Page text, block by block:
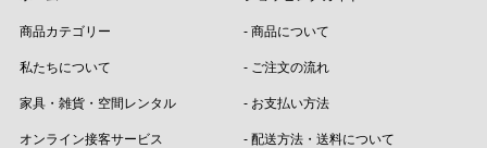
商品カテゴリー
私たちについて
家具・雑貨・空間レンタル
オンライン接客サービス
- 商品について
- ご注文の流れ
- お支払い方法
- 配送方法・送料について